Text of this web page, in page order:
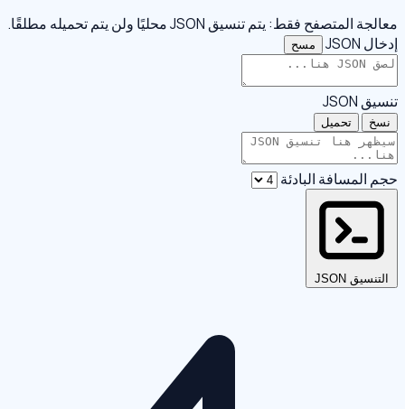
معالجة المتصفح فقط: يتم تنسيق JSON محليًا ولن يتم تحميله مطلقًا.
إدخال JSON
مسح
تنسيق JSON
نسخ تحميل
حجم المسافة البادئة
التنسيق JSON